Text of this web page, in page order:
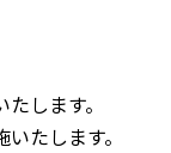
します。
たします。